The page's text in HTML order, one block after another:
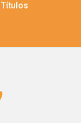
Títulos